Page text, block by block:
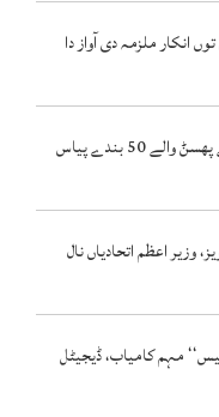
ملزمہ دی آواز دا
نائیجر دے صحرائے صحارا وچ گڈی خراب ہو کے پھسݨ والے 50 بندے پیاس
دی تجویز، وزیر اعظم اتحادیاں نال
مہم کامیاب، ڈیجیٹل